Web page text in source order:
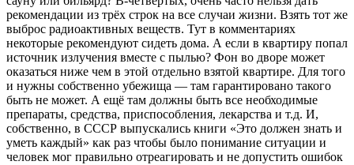
рекомендации из трёх строк на все случаи жизни. Взять тот же
выброс радиоактивных веществ. Тут в комментариях
некоторые рекомендуют сидеть дома. А если в квартиру попал
источник излучения вместе с пылью? Фон во дворе может
оказаться ниже чем в этой отдельно взятой квартире. Для того
и нужны собственно убежища — там гарантировано такого
быть не может. А ещё там должны быть все необходимые
препараты, средства, приспособления, лекарства и т.д. И,
собственно, в СССР выпускались книги «Это должен знать и
уметь каждый» как раз чтобы было понимание ситуации и
человек мог правильно отреагировать и не допустить ошибок